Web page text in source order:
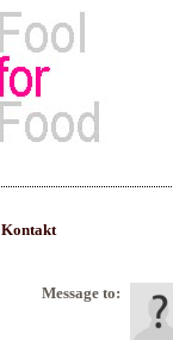
Kontakt
Message to: